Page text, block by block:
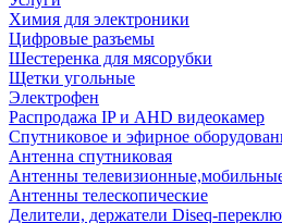
Химия для электроники
Цифровые разъемы
Шестеренка для мясорубки
Щетки угольные
Электрофен
Распродажа IP и AHD видеокамер
Спутниковое и эфирное
Антенна спутниковая
Антенны
Антенны телескопические
Делители, держатели Diseq-